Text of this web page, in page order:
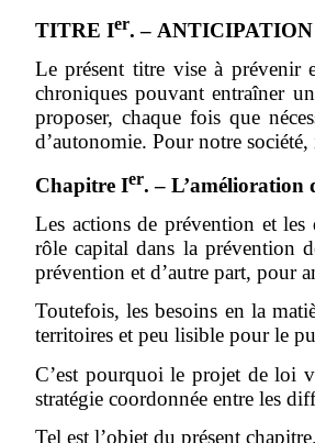
TITRE Ier. –
Le présent titre vise à prévenir
chroniques pouvant entraîner
proposer, chaque fois que
d’autonomie. Pour notre
Chapitre Ier. – L’amélioration
Les actions de prévention et
rôle capital dans la prévention
prévention et d’autre part, pour
Toutefois, les besoins en la
territoires et peu lisible pour le
C’est pourquoi le projet de loi
stratégie coordonnée entre les
Tel est l’objet du présent chapitre.